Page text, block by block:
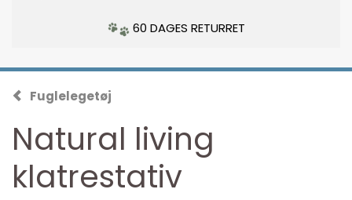
60 DAGES RETURRET
Fuglelegetøj
Natural living
klatrestativ